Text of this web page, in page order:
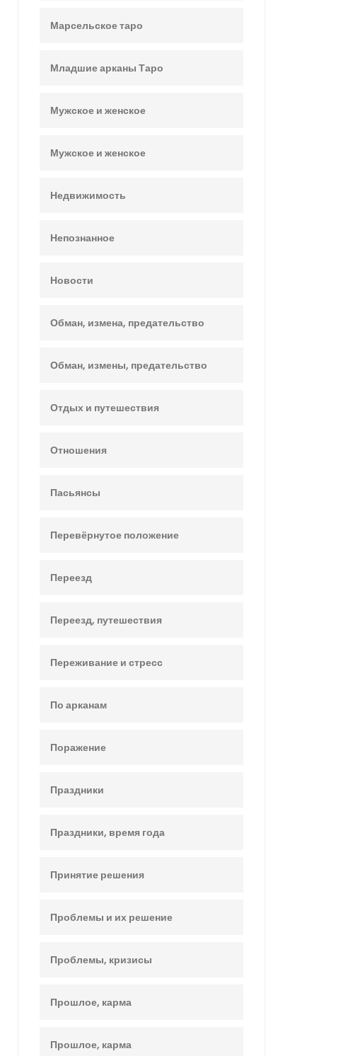
Марсельское таро
Младшие арканы Таро
Мужское и женское
Мужское и женское
Недвижимость
Непознанное
Новости
Обман, измена, предательство
Обман, измены, предательство
Отдых и путешествия
Отношения
Пасьянсы
Перевёрнутое положение
Переезд
Переезд, путешествия
Переживание и стресс
По арканам
Поражение
Праздники
Праздники, время года
Принятие решения
Проблемы и их решение
Проблемы, кризисы
Прошлое, карма
Прошлое, карма